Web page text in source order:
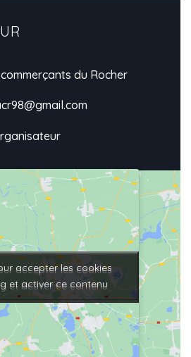
du Rocher
accepter les cookies
et activer ce contenu
accepter les cookies
et activer ce contenu